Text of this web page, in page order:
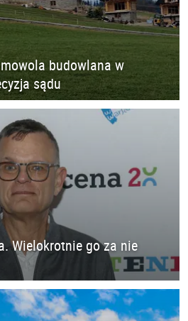
budowlana w
sądu
Wielokrotnie go za nie